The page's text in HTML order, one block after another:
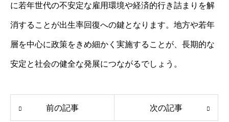
に若年世代の不安定な雇用環境や経済的行き詰まりを解
消することが出生率回復への鍵となります。地方や若年
層を中心に政策をきめ細かく実施することが、長期的な
安定と社会の健全な発展につながるでしょう。
前の記事 次の記事